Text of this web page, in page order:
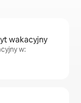
wakacyjny
w: